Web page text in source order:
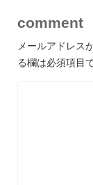
comment
メールアドレス
る欄は必須項目